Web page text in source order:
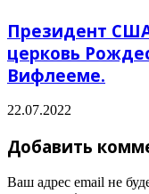
Президент
церковь
Вифлееме.
22.07.2022
Добавить
Ваш адрес email не